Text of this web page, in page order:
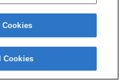
Cookies
Cookies